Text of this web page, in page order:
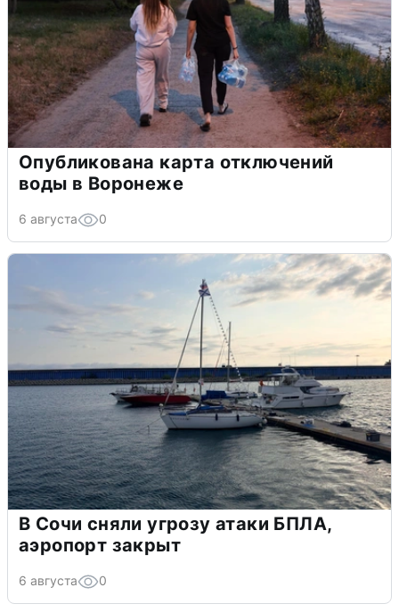
Опубликована карта отключений
воды в Воронеже
6 августа 0
В Сочи сняли угрозу атаки БПЛА,
аэропорт закрыт
6 августа 0